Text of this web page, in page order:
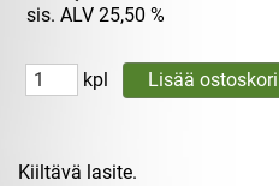
sis. ALV 25,50 %
kpl
Kiiltävä lasite.